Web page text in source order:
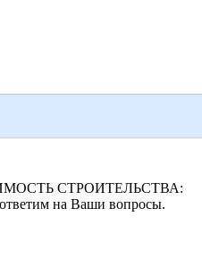
СТРОИТЕЛЬСТВА:
на Ваши вопросы.